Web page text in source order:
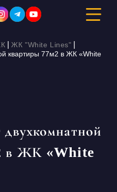
ЖК "White Lines"
квартиры 77м2 в ЖК «White
в ЖК «White